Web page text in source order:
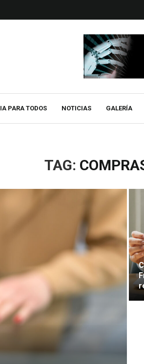
IA PARA TODOS NOTICIAS GALERÍA
TAG: